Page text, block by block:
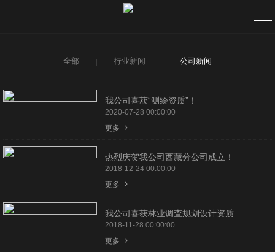
组织架构
资质荣誉
全部 行业新闻 公司新闻
我公司喜获“测绘资质”！
2020-07-28 00:00:00
更多
热烈庆贺我公司西藏分公司成立！
2018-12-24 00:00:00
更多
我公司喜获林业调查规划设计资质
2018-11-28 00:00:00
更多